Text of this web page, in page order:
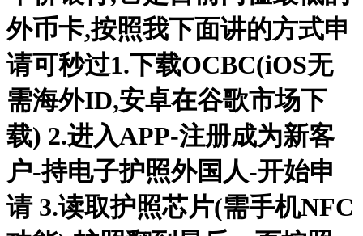
外币卡,按照我下面讲的方式申
请可秒过1.下载OCBC(iOS无
需海外ID,安卓在谷歌市场下
载) 2.进入APP-注册成为新客
户-持电子护照外国人-开始申
请 3.读取护照芯片(需手机NFC